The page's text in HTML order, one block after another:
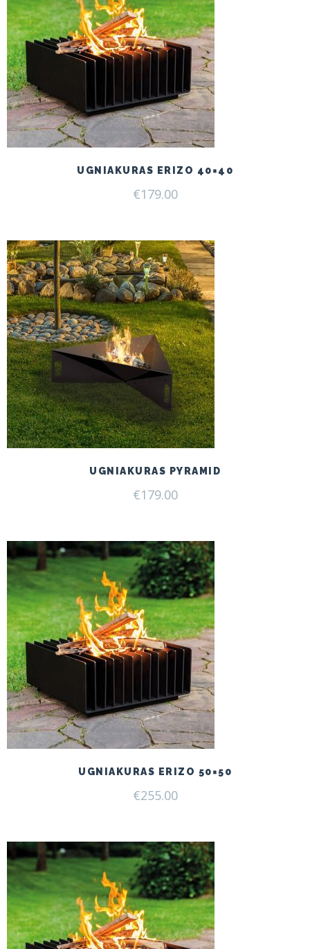
UGNIAKURAS ERIZO 40×40
€179.00
UGNIAKURAS PYRAMID
€179.00
UGNIAKURAS ERIZO 50×50
€255.00